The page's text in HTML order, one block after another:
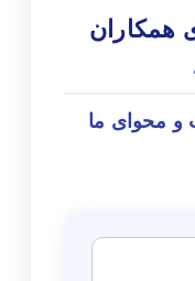
همکاران
و محوای ما